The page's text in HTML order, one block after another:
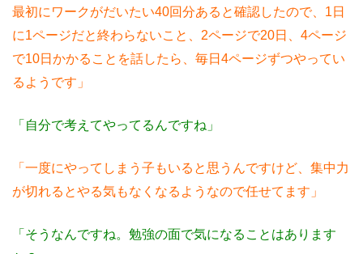
最初にワークがだいたい40回分あると確認したので、1日
に1ページだと終わらないこと、2ページで20日、4ページ
で10日かかることを話したら、毎日4ページずつやってい
るようです」
「自分で考えてやってるんですね」
「一度にやってしまう子もいると思うんですけど、集中力
が切れるとやる気もなくなるようなので任せてます」
「そうなんですね。勉強の面で気になることはあります